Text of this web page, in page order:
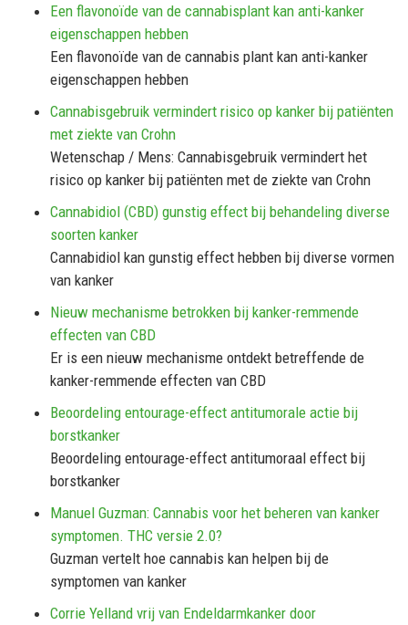
Een flavonoïde van de cannabisplant kan anti-kanker
eigenschappen hebben
Een flavonoïde van de cannabis plant kan anti-kanker
eigenschappen hebben
Cannabisgebruik vermindert risico op kanker bij patiënten
met ziekte van Crohn
Wetenschap / Mens: Cannabisgebruik vermindert het
risico op kanker bij patiënten met de ziekte van Crohn
Cannabidiol (CBD) gunstig effect bij behandeling diverse
soorten kanker
Cannabidiol kan gunstig effect hebben bij diverse vormen
van kanker
Nieuw mechanisme betrokken bij kanker-remmende
effecten van CBD
Er is een nieuw mechanisme ontdekt betreffende de
kanker-remmende effecten van CBD
Beoordeling entourage-effect antitumorale actie bij
borstkanker
Beoordeling entourage-effect antitumoraal effect bij
borstkanker
Manuel Guzman: Cannabis voor het beheren van kanker
symptomen. THC versie 2.0?
Guzman vertelt hoe cannabis kan helpen bij de
symptomen van kanker
Corrie Yelland vrij van Endeldarmkanker door